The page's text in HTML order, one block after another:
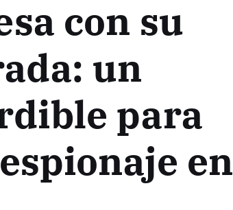
con su
un
para
en